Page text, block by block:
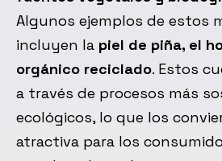
Algunos ejemplos de estos
incluyen la piel de piña, el
orgánico reciclado. Estos
a través de procesos más
ecológicos, lo que los
atractiva para los